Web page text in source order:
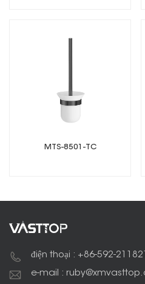
MTS-8501-TC
điện thoại : +86-592-
e-mail :